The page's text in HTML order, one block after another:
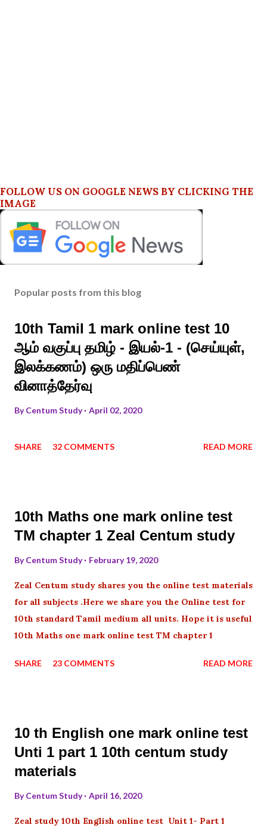
FOLLOW US ON GOOGLE NEWS BY CLICKING THE
IMAGE
Popular posts from this blog
10th Tamil 1 mark online test 10
ஆம் வகுப்பு தமிழ் - இயல்-1 - (செய்யுள்,
இலக்கணம்) ஒரு மதிப்பெண்
வினாத்தேர்வு
ByCentum Study April 02, 2020
SHARE 32 COMMENTS READ MORE
10th Maths one mark online test
TM chapter 1 Zeal Centum study
ByCentum Study February 19, 2020
Zeal Centum study shares you the online test materials
for all subjects .Here we share you the Online test for
10th standard Tamil medium all units. Hope it is useful
10th Maths one mark online test TM chapter 1
SHARE 23 COMMENTS READ MORE
10 th English one mark online test
Unti 1 part 1 10th centum study
materials
ByCentum Study April 16, 2020
Zeal study 10th English online test Unit 1- Part 1